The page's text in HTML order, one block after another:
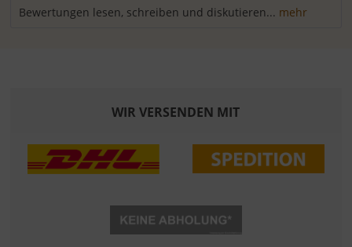
Bewertungen lesen, schreiben und diskutieren... mehr
WIR VERSENDEN MIT